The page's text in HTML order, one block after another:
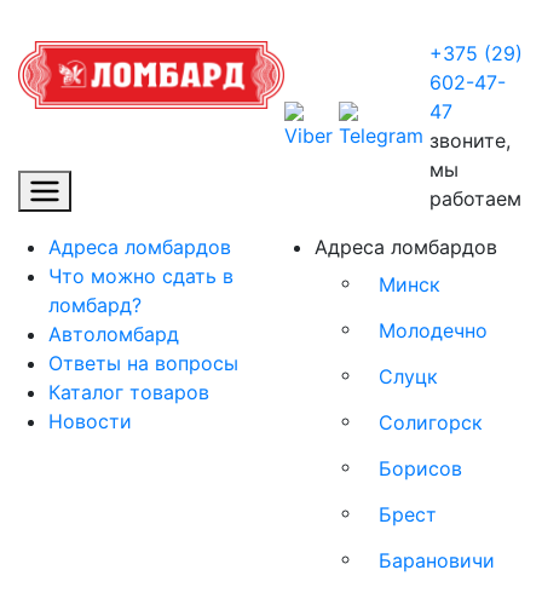
+375 (29)
602-47-
47
звоните,
мы
работаем
Адреса ломбардов
Что можно сдать в
ломбард?
Автоломбард
Ответы на вопросы
Каталог товаров
Новости
Адреса ломбардов
Минск
Молодечно
Слуцк
Солигорск
Борисов
Брест
Барановичи